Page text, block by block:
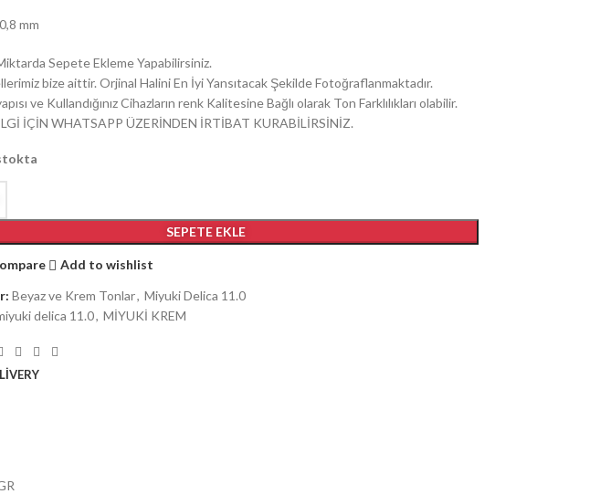
mm
Sepete Ekleme Yapabilirsiniz.
bize aittir. Orjinal Halini En İyi Yansıtacak Şekilde Fotoğraflanmaktadır.
ve Kullandığınız Cihazların renk Kalitesine Bağlı olarak Ton Farklılıkları olabilir.
İÇİN WHATSAPP ÜZERİNDEN İRTİBAT KURABİLİRSİNİZ.
SEPETE EKLE
Add to wishlist
Beyaz ve Krem Tonlar, Miyuki Delica 11.0
delica 11.0, MİYUKİ KREM